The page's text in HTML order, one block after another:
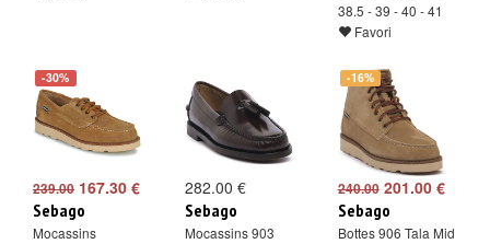
38.5 - 39 - 40 - 41
Favori
-30%
239.00 167.30 €
Sebago
Mocassins
282.00 €
Sebago
Mocassins 903
-16%
240.00201.00 €
Sebago
Bottes 906 Tala Mid